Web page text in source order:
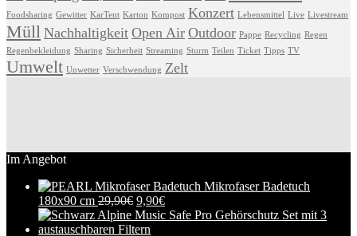
Foodsharing Gewitter KarTent Karton Kompost Konzert Lebensmittel Live Livestream
Müll Nachhaltigkeit Open Air Outdoor Pappe Recycling Regen
Regenbekleidung Sharing Sicherheit Streaming Sturm Teilen Ticket Tipps TV
Umwelt Unwetter Verschwendung Zelt
Im Angebot
Mikrofaser Badetuch
180x90 cm 29,90€ 9,90€